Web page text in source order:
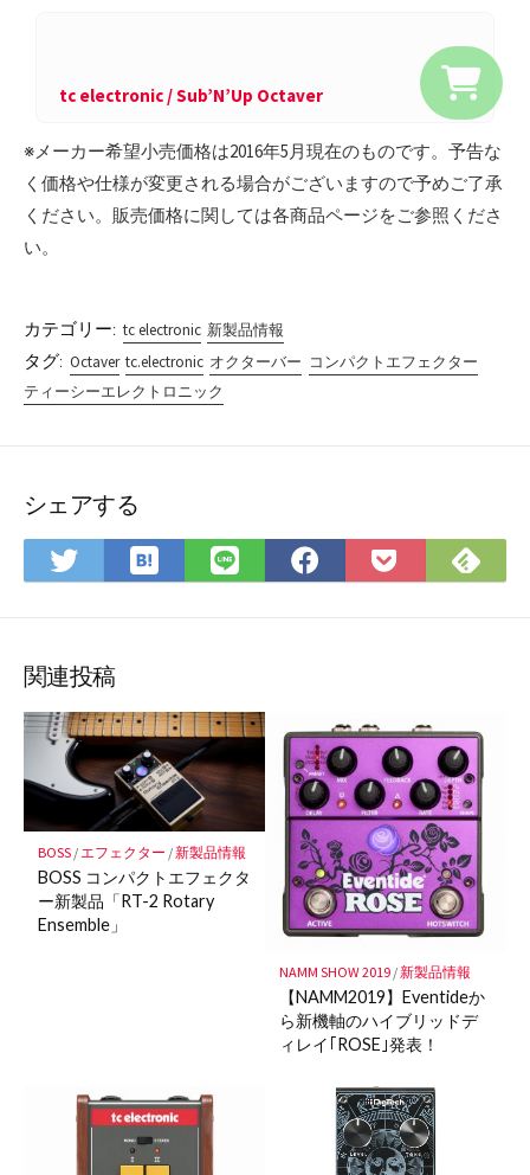
tc electronic / Sub’N’Up Octaver
※メーカー希望小売価格は2016年5月現在のものです。予告な
く価格や仕様が変更される場合がございますので予めご了承
ください。販売価格に関しては各商品ページをご参照くださ
い。
カテゴリー: tc electronic 新製品情報
タグ: Octaver tc.electronic オクターバー コンパクトエフェクター
ティーシーエレクトロニック
シェアする
Twitter
で
ア
は
て
マ
ー
ク
に
保
存
LINE
で
Facebook
で
Pocket
に
で
関連投稿
BOSS/ エフェクター /新製品情報
BOSS コンパクトエフェクタ
ー新製品「RT-2 Rotary
Ensemble」
NAMM SHOW 2019/新製品情報
【NAMM2019】Eventideか
ら新機軸のハイブリッドデ
ィレイ｢ROSE｣発表！